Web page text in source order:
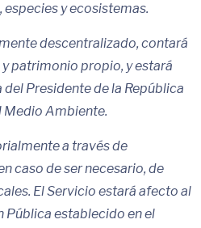
y ecosistemas.
descentralizado, contará
patrimonio propio, y estará
Presidente de la República
Medio Ambiente.
a través de
caso de ser necesario, de
El Servicio estará afecto al
Pública establecido en el